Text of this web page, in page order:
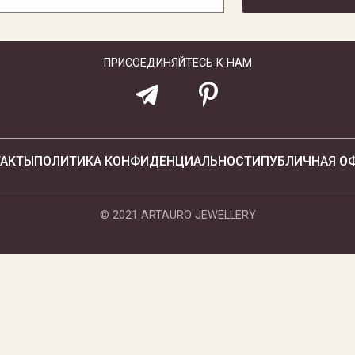
ПРИСОЕДИНЯЙТЕСЬ К НАМ
ПОЛИТИКА КОНФИДЕНЦИАЛЬНОСТИПУБЛИЧНАЯ
© 2021 ARTAURO JEWELLERY